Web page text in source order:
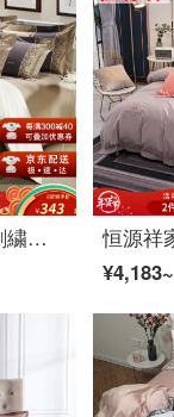
恒源祥家紡寝具刺繍綿四点セットシンプルな色合わせ綿セット1.5/1.8メートルベッドのような製品です。
¥4,183~